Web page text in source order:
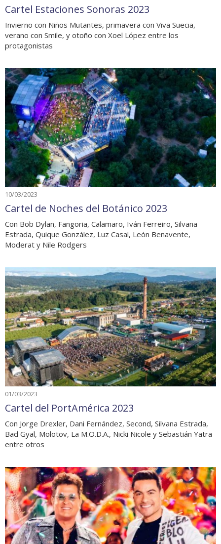
Cartel Estaciones Sonoras 2023
Invierno con Niños Mutantes, primavera con Viva Suecia,
verano con Smile, y otoño con Xoel López entre los
protagonistas
10/03/2023
Cartel de Noches del Botánico 2023
Con Bob Dylan, Fangoria, Calamaro, Iván Ferreiro, Silvana
Estrada, Quique González, Luz Casal, León Benavente,
Moderat y Nile Rodgers
01/03/2023
Cartel del PortAmérica 2023
Con Jorge Drexler, Dani Fernández, Second, Silvana Estrada,
Bad Gyal, Molotov, La M.O.D.A., Nicki Nicole y Sebastián Yatra
entre otros